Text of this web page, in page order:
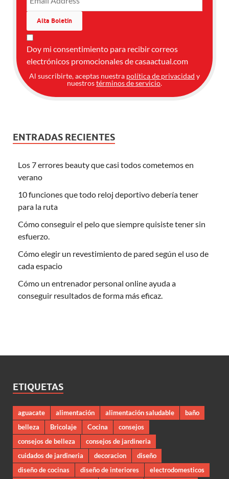
Doy mi consentimiento para recibir correos
electrónicos promocionales de casaactual.com
Al suscribirte, aceptas nuestra política de privacidad y
nuestrostérminos de servicio.
ENTRADAS RECIENTES
Los 7 errores beauty que casi todos cometemos en
verano
10 funciones que todo reloj deportivo debería tener
para la ruta
Cómo conseguir el pelo que siempre quisiste tener sin
esfuerzo.
Cómo elegir un revestimiento de pared según el uso de
cada espacio
Cómo un entrenador personal online ayuda a
conseguir resultados de forma más eficaz.
ETIQUETAS
aguacate alimentación alimentación saludable
baño
belleza
Bricolaje Cocina
consejos
consejos de belleza
consejos de jardineria
cuidados de jardineria
decoracion
diseño
diseño de cocinas
diseño de interiores electrodomesticos